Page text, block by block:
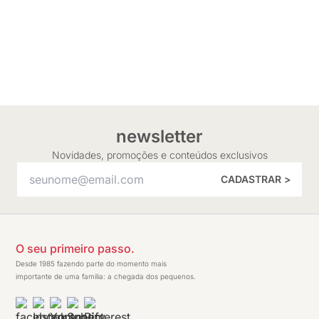
newsletter
Novidades, promoções e conteúdos exclusivos
CADASTRAR >
O seu primeiro passo.
Desde 1985 fazendo parte do momento mais
importante de uma família: a chegada dos pequenos.